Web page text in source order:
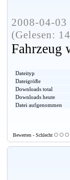
2008-04-
(Gelesen:
Fahrzeug
Dateityp
Dateigröße
Downloads total
Downloads heute
Datei aufgenommen
Bewerten - Schlecht